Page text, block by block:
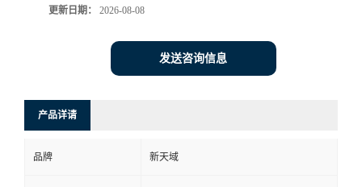
更新日期： 2026-08-08
发送咨询信息
产品详请
品牌 新天域